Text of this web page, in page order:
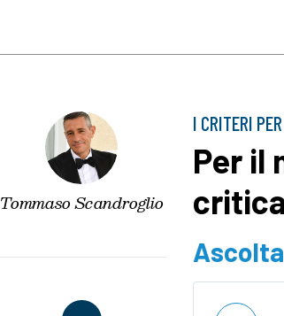
Tommaso Scandroglio
I CRITERI
Per il